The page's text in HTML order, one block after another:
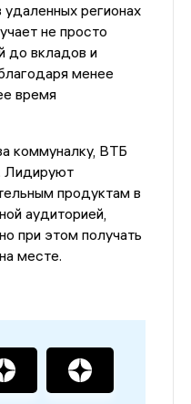
регионах
не просто
до вкладов и
менее
время
коммуналку, ВТБ
Лидируют
продуктам в
аудиторией,
при этом получать
месте.